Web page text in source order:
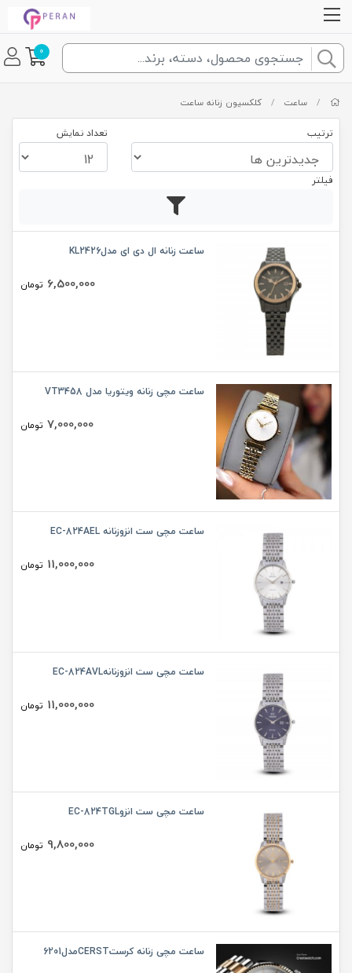
0
/ ساعت / کلکسیون زنانه ساعت
ترتیب تعداد نمایش
فیلتر
ساعت زنانه ال دی ای مدلKL2426
6,500,000 تومان
ساعت مچی زنانه ویتوریا مدل VT3458
7,000,000 تومان
ساعت مچی ست انزوزنانه EC-824AEL
11,000,000 تومان
ساعت مچی ست انزوزنانهEC-824AVL
11,000,000 تومان
ساعت مچی ست انزوEC-824TGL
9,800,000 تومان
ساعت مچی زنانه کرستCERSTمدل6201